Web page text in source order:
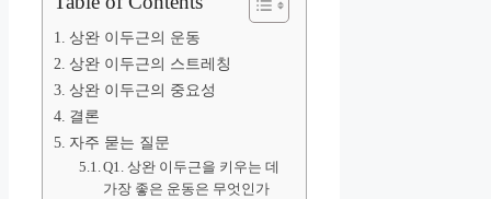
상완 이두근의 운동
상완 이두근의 스트레칭
상완 이두근의 중요성
결론
자주 묻는 질문
Q1. 상완 이두근을 키우는 데
가장 좋은 운동은 무엇인가